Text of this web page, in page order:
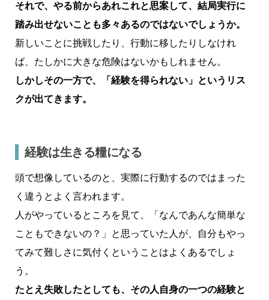
それで、やる前からあれこれと思案して、結局実行に
踏み出せないことも多々あるのではないでしょうか。
新しいことに挑戦したり、行動に移したりしなけれ
ば、たしかに大きな危険はないかもしれません。
しかしその一方で、「経験を得られない」というリス
クが出てきます。
経験は生きる糧になる
頭で想像しているのと、実際に行動するのではまった
く違うとよく言われます。
人がやっているところを見て、「なんであんな簡単な
こともできないの？」と思っていた人が、自分もやっ
てみて難しさに気付くということはよくあるでしょ
う。
たとえ失敗したとしても、その人自身の一つの経験と